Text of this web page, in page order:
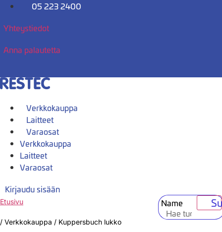
Mene
05 223 2400
Yhteystiedot
Anna palautetta
Verkkokauppa
Laitteet
Varaosat
Verkkokauppa
Laitteet
Varaosat
Kirjaudu sisään
Name
Etusivu
/ Verkkokauppa / Kuppersbuch lukko